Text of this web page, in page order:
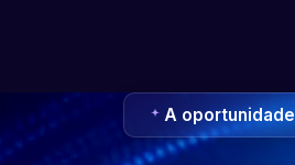
A oportunidade